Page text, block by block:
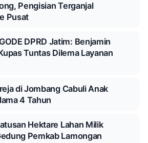
Pengisian Terganjal
Pusat
DPRD Jatim: Benjamin
Tuntas Dilema Layanan
di Jombang Cabuli Anak
4 Tahun
Hektare Lahan Milik
Pemkab Lamongan